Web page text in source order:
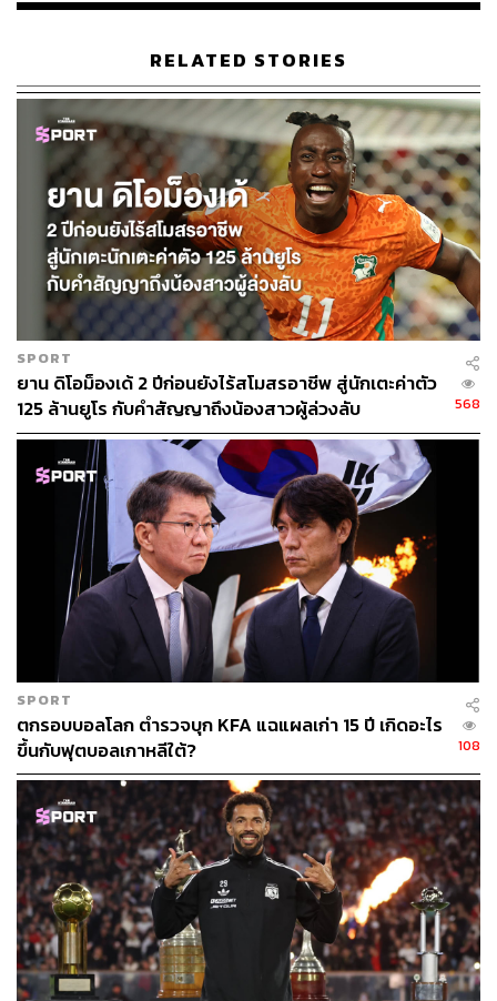
RELATED STORIES
SPORT
ยาน ดิโอม็องเด้ 2 ปีก่อนยังไร้สโมสรอาชีพ สู่นักเตะค่าตัว
125 ล้านยูโร กับคำสัญญาถึงน้องสาวผู้ล่วงลับ
568
SPORT
ตกรอบบอลโลก ตำรวจบุก KFA แฉแผลเก่า 15 ปี เกิดอะไร
ขึ้นกับฟุตบอลเกาหลีใต้?
108